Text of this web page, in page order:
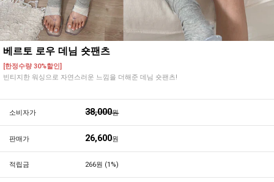
베르토 로우 데님 숏팬츠
[한정수량 30%할인]
빈티지한 워싱으로 자연스러운 느낌을 더해준 데님 숏팬츠!
소비자가 38,000원
판매가 26,600원
적립금 266원 (1%)